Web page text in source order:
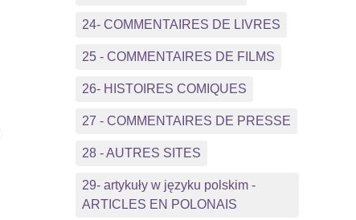
24- COMMENTAIRES DE LIVRES
25 - COMMENTAIRES DE FILMS
26- HISTOIRES COMIQUES
27 - COMMENTAIRES DE PRESSE
28 - AUTRES SITES
29- artykuły w języku polskim -
ARTICLES EN POLONAIS